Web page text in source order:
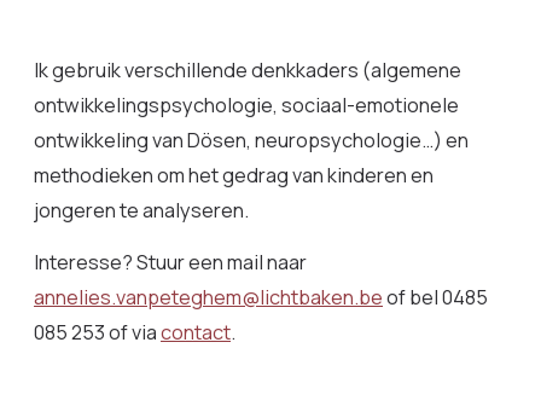
Ik gebruik verschillende denkkaders (algemene
ontwikkelingspsychologie, sociaal-emotionele
ontwikkeling van Dösen, neuropsychologie…) en
methodieken om het gedrag van kinderen en
jongeren te analyseren.
Interesse? Stuur een mail naar
annelies.vanpeteghem@lichtbaken.beof bel 0485
085 253 of viacontact.